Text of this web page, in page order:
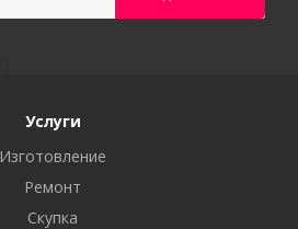
Услуги
Изготовление
Ремонт
Скупка